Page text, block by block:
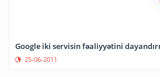
Google iki servisin fəaliyyətini
25-06-2011